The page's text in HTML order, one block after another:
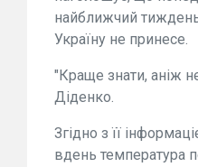
найближчий
Україну не принесе.
"Краще знати, аніж
Діденко.
Згідно з її
вдень температура